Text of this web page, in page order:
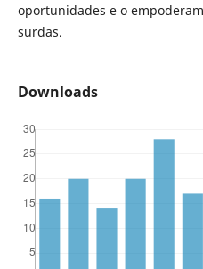
oportunidades e o
surdas.
Downloads